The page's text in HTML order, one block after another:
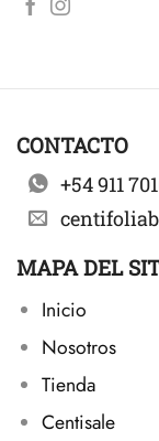
CONTACTO
+54 911
MAPA DEL
Inicio
Nosotros
Tienda
Centisale